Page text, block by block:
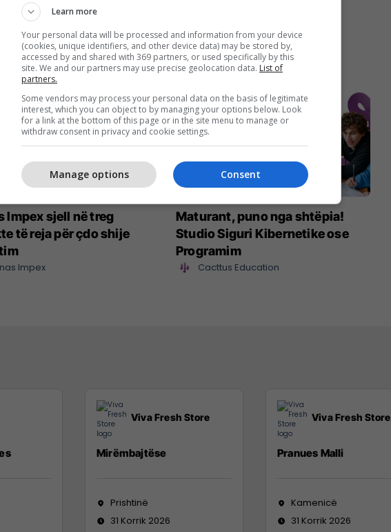
Impex sjell në treg
të reja për çdo shije
Impex
Maturant, puno nga shtëpia!
Studio Siguri Kibernetike ose
Programim
Cacttus Education
Viva Fresh Store
Mirëmbajtëse
Prishtinë
31 Korrik 2026
Viva Fresh Store
Pranues Malli
Kamenicë
31 Korrik 2026
Learn more
Your personal data will be processed and information from your device
(cookies, unique identifiers, and other device data) may be stored by,
accessed by and shared with 369 partners, or used specifically by this
site. We and our partners may use precise geolocation data. List of
partners.
Some vendors may process your personal data on the basis of legitimate
interest, which you can object to by managing your options below. Look
for a link at the bottom of this page or in the site menu to manage or
withdraw consent in privacy and cookie settings.
Consent
Manage options